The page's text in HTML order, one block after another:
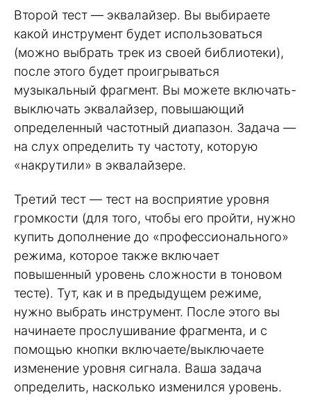
Второй тест — эквалайзер. Вы выбираете
какой инструмент будет использоваться
(можно выбрать трек из своей библиотеки),
после этого будет проигрываться
музыкальный фрагмент. Вы можете включать-
выключать эквалайзер, повышающий
определенный частотный диапазон. Задача —
на слух определить ту частоту, которую
«накрутили» в эквалайзере.
Третий тест — тест на восприятие уровня
громкости (для того, чтобы его пройти, нужно
купить дополнение до «профессионального»
режима, которое также включает
повышенный уровень сложности в тоновом
тесте). Тут, как и в предыдущем режиме,
нужно выбрать инструмент. После этого вы
начинаете прослушивание фрагмента, и с
помощью кнопки включаете/выключаете
изменение уровня сигнала. Ваша задача
определить, насколько изменился уровень.